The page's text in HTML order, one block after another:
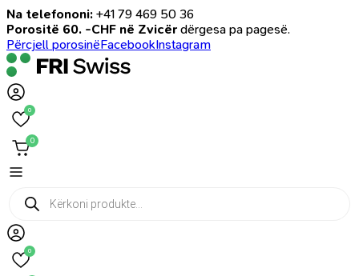
Na telefononi: +41 79 469 50 36
Porositë 60. -CHF në Zvicër dërgesa pa pagesë.
Përcjell porosinëFacebookInstagram
0
0
Products
search
0